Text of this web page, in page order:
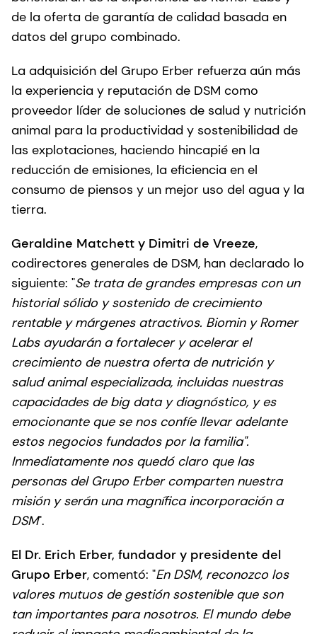
de la oferta de garantía de calidad basada en
datos del grupo combinado.
La adquisición del Grupo Erber refuerza aún más
la experiencia y reputación de DSM como
proveedor líder de soluciones de salud y nutrición
animal para la productividad y sostenibilidad de
las explotaciones, haciendo hincapié en la
reducción de emisiones, la eficiencia en el
consumo de piensos y un mejor uso del agua y la
tierra.
Geraldine Matchett y Dimitri de Vreeze,
codirectores generales de DSM, han declarado lo
siguiente: "Se trata de grandes empresas con un
historial sólido y sostenido de crecimiento
rentable y márgenes atractivos. Biomin y Romer
Labs ayudarán a fortalecer y acelerar el
crecimiento de nuestra oferta de nutrición y
salud animal especializada, incluidas nuestras
capacidades de big data y diagnóstico, y es
emocionante que se nos confíe llevar adelante
estos negocios fundados por la familia".
Inmediatamente nos quedó claro que las
personas del Grupo Erber comparten nuestra
misión y serán una magnífica incorporación a
DSM".
El Dr. Erich Erber, fundador y presidente del
Grupo Erber, comentó: "En DSM, reconozco los
valores mutuos de gestión sostenible que son
tan importantes para nosotros. El mundo debe